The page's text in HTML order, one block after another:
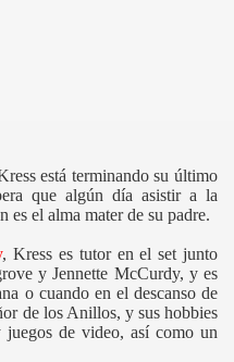
está terminando su último
que algún día asistir a la
es el alma mater de su padre.
, Kress es tutor en el set junto
y Jennette McCurdy, y es
o cuando en el descanso de
de los Anillos, y sus hobbies
de video, así como un